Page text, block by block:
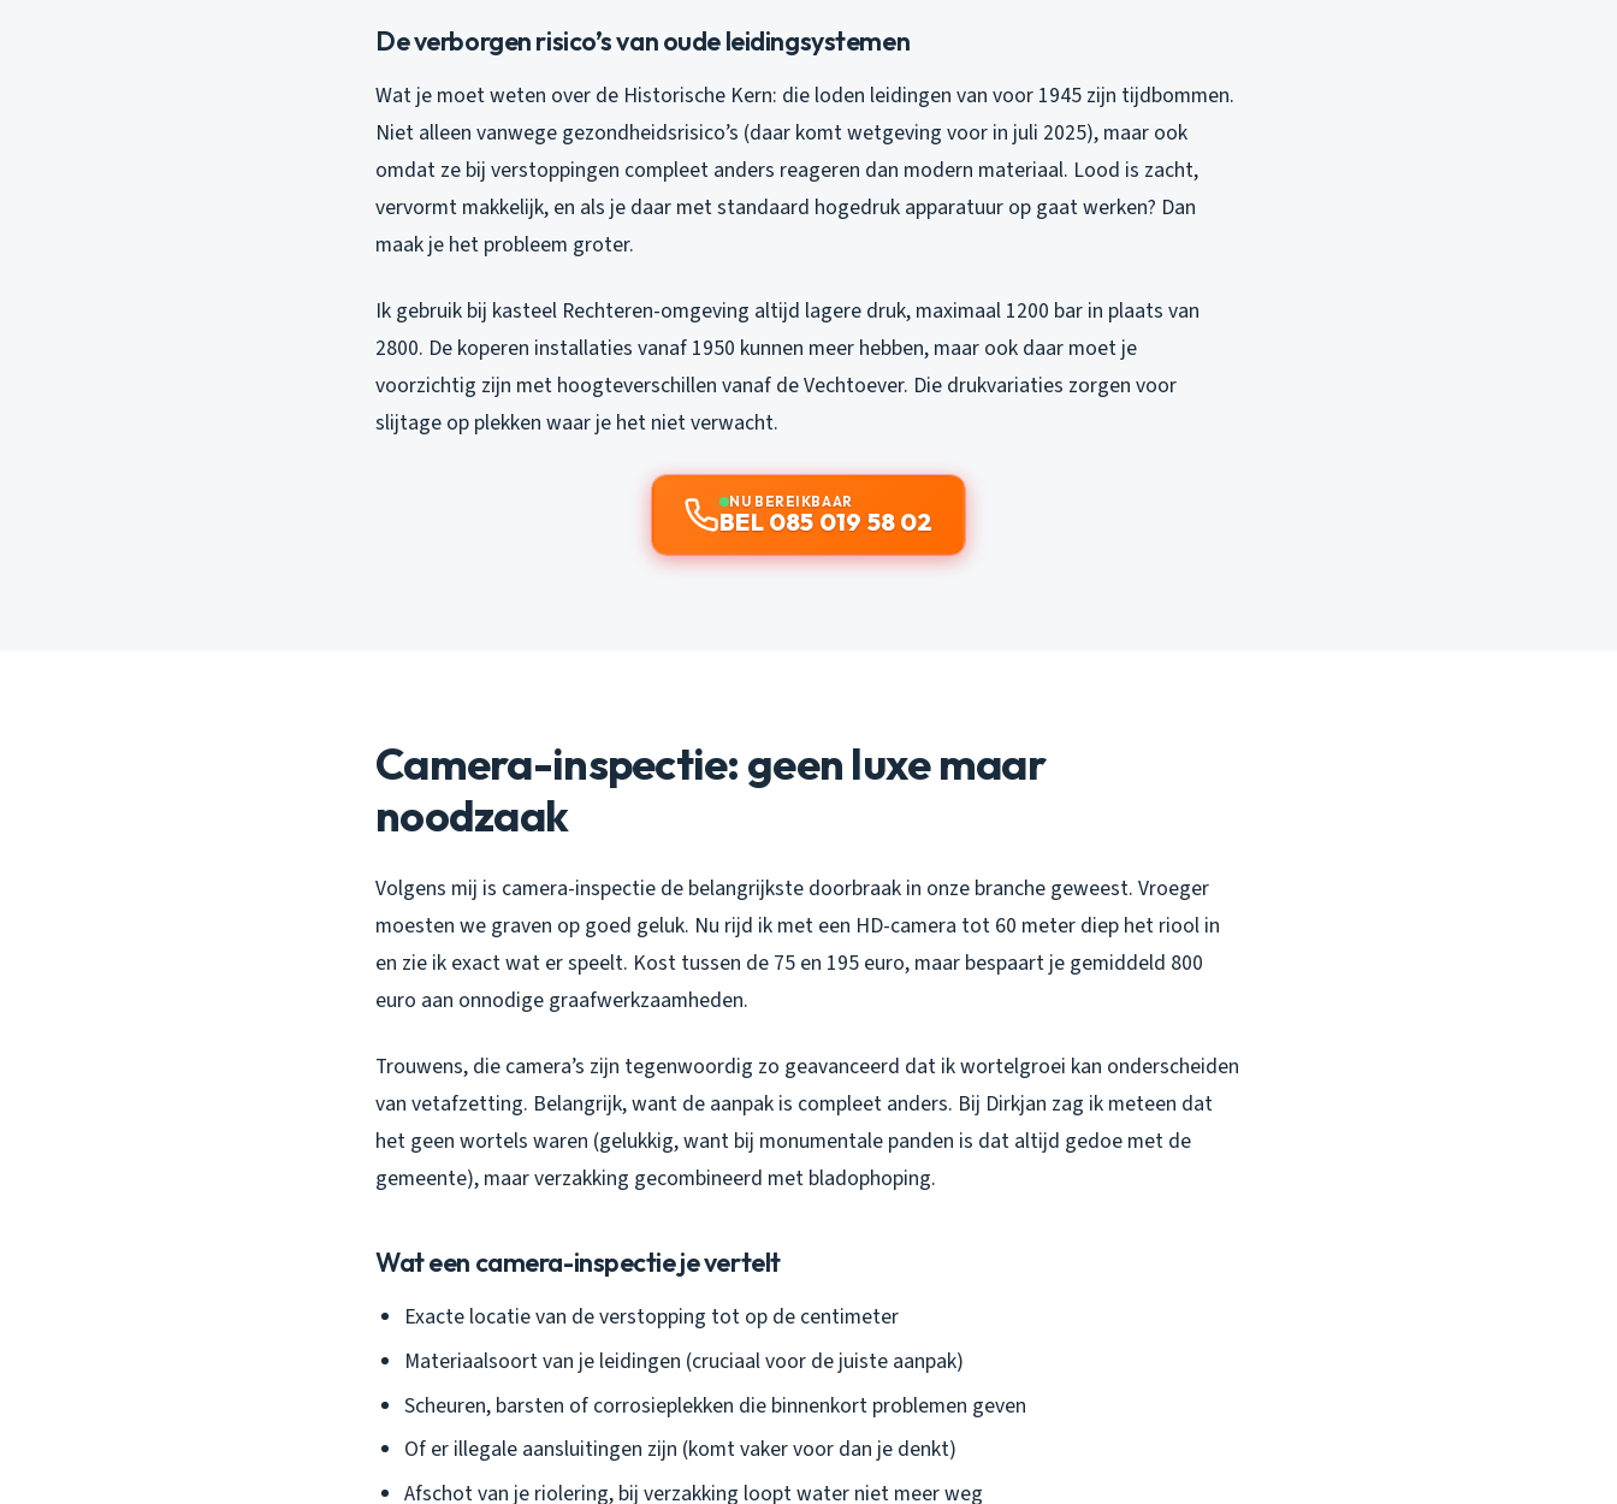
De verborgen risico’s van oude leidingsystemen
Wat je moet weten over de Historische Kern: die loden leidingen van voor 1945 zijn tijdbommen.
Niet alleen vanwege gezondheidsrisico’s (daar komt wetgeving voor in juli 2025), maar ook
omdat ze bij verstoppingen compleet anders reageren dan modern materiaal. Lood is zacht,
vervormt makkelijk, en als je daar met standaard hogedruk apparatuur op gaat werken? Dan
maak je het probleem groter.
Ik gebruik bij kasteel Rechteren-omgeving altijd lagere druk, maximaal 1200 bar in plaats van
2800. De koperen installaties vanaf 1950 kunnen meer hebben, maar ook daar moet je
voorzichtig zijn met hoogteverschillen vanaf de Vechtoever. Die drukvariaties zorgen voor
slijtage op plekken waar je het niet verwacht.
NU BEREIKBAAR
BEL 085 019 58 02
Camera-inspectie: geen luxe maar
noodzaak
Volgens mij is camera-inspectie de belangrijkste doorbraak in onze branche geweest. Vroeger
moesten we graven op goed geluk. Nu rijd ik met een HD-camera tot 60 meter diep het riool in
en zie ik exact wat er speelt. Kost tussen de 75 en 195 euro, maar bespaart je gemiddeld 800
euro aan onnodige graafwerkzaamheden.
Trouwens, die camera’s zijn tegenwoordig zo geavanceerd dat ik wortelgroei kan onderscheiden
van vetafzetting. Belangrijk, want de aanpak is compleet anders. Bij Dirkjan zag ik meteen dat
het geen wortels waren (gelukkig, want bij monumentale panden is dat altijd gedoe met de
gemeente), maar verzakking gecombineerd met bladophoping.
Wat een camera-inspectie je vertelt
Exacte locatie van de verstopping tot op de centimeter
Materiaalsoort van je leidingen (cruciaal voor de juiste aanpak)
Scheuren, barsten of corrosieplekken die binnenkort problemen geven
Of er illegale aansluitingen zijn (komt vaker voor dan je denkt)
Afschot van je riolering, bij verzakking loopt water niet meer weg